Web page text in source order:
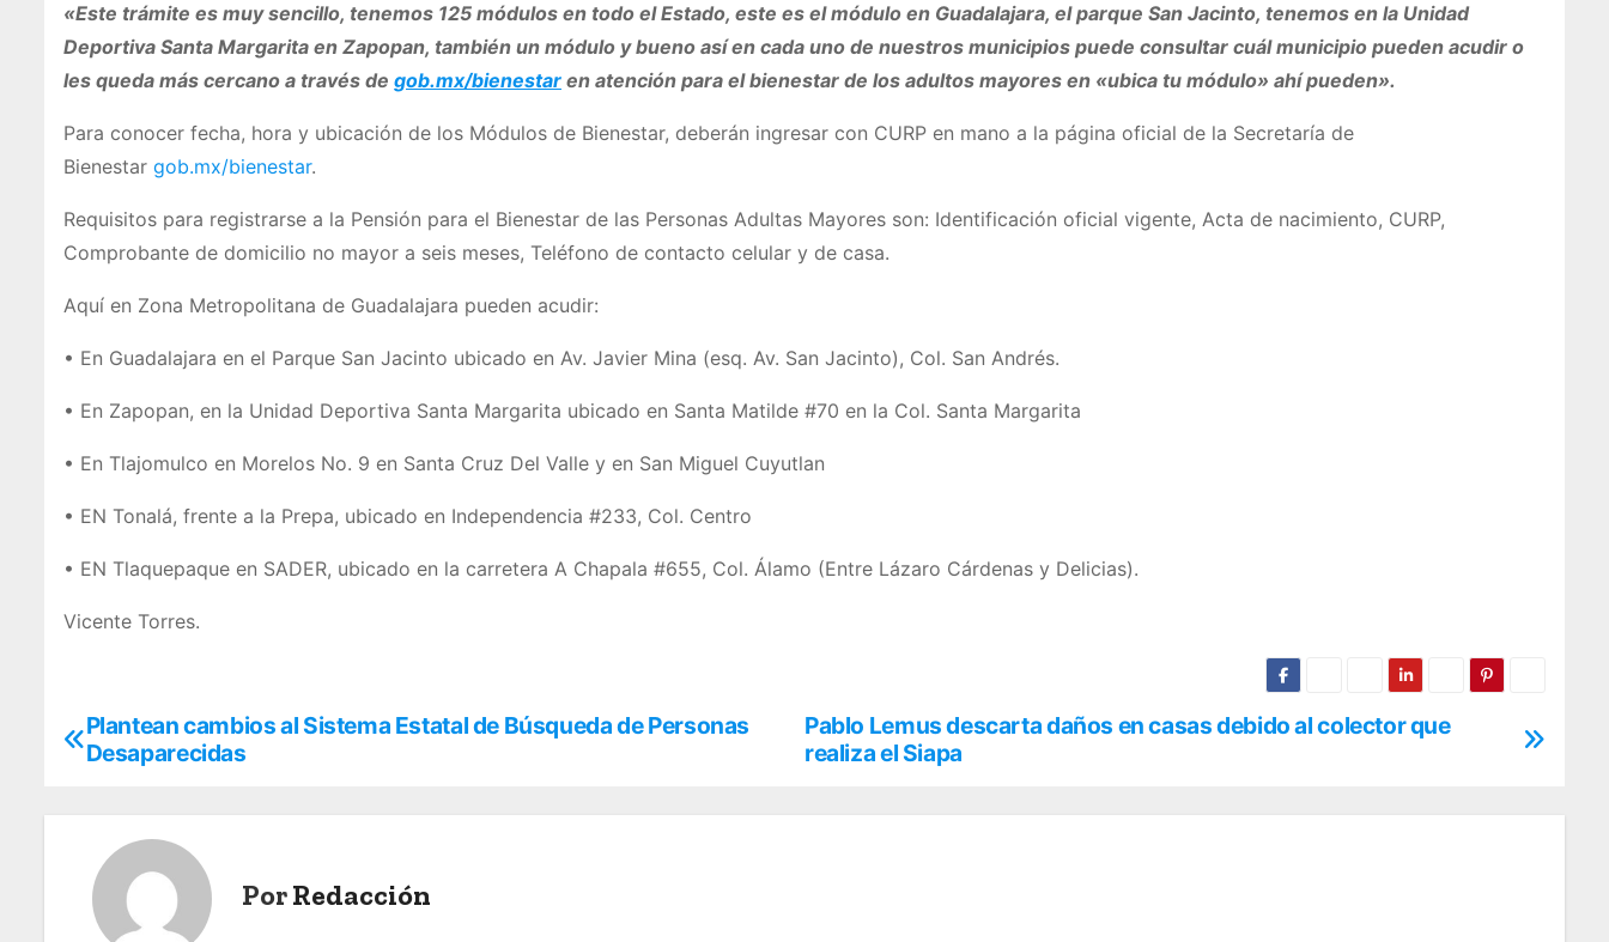
«Este trámite es muy sencillo, tenemos 125 módulos en todo el Estado, este es el módulo en Guadalajara, el parque San Jacinto, tenemos en la Unidad
Deportiva Santa Margarita en Zapopan, también un módulo y bueno así en cada uno de nuestros municipios puede consultar cuál municipio pueden acudir o
les queda más cercano a través de gob.mx/bienestar en atención para el bienestar de los adultos mayores en «ubica tu módulo» ahí pueden».
Para conocer fecha, hora y ubicación de los Módulos de Bienestar, deberán ingresar con CURP en mano a la página oficial de la Secretaría de
Bienestar gob.mx/bienestar.
Requisitos para registrarse a la Pensión para el Bienestar de las Personas Adultas Mayores son: Identificación oficial vigente, Acta de nacimiento, CURP,
Comprobante de domicilio no mayor a seis meses, Teléfono de contacto celular y de casa.
Aquí en Zona Metropolitana de Guadalajara pueden acudir:
• En Guadalajara en el Parque San Jacinto ubicado en Av. Javier Mina (esq. Av. San Jacinto), Col. San Andrés.
• En Zapopan, en la Unidad Deportiva Santa Margarita ubicado en Santa Matilde #70 en la Col. Santa Margarita
• En Tlajomulco en Morelos No. 9 en Santa Cruz Del Valle y en San Miguel Cuyutlan
• EN Tonalá, frente a la Prepa, ubicado en Independencia #233, Col. Centro
• EN Tlaquepaque en SADER, ubicado en la carretera A Chapala #655, Col. Álamo (Entre Lázaro Cárdenas y Delicias).
Vicente Torres.
N
Pablo Lemus descarta daños en casas debido al colector que
realiza el Siapa
Plantean cambios al Sistema Estatal de Búsqueda de Personas
Desaparecidas
PorRedacción